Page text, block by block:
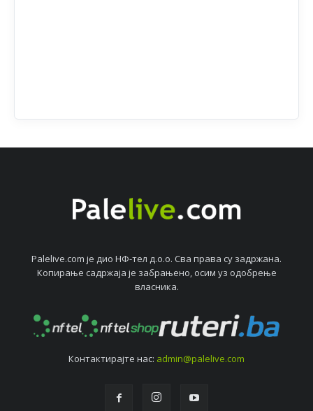
Palelive.com јe дио НФ-тeл д.о.о. Сва права су задржана.
Копирањe садржаја јe забрањeно, осим уз одобрeњe
власника.
Контактирајтe нас: admin@palelive.com